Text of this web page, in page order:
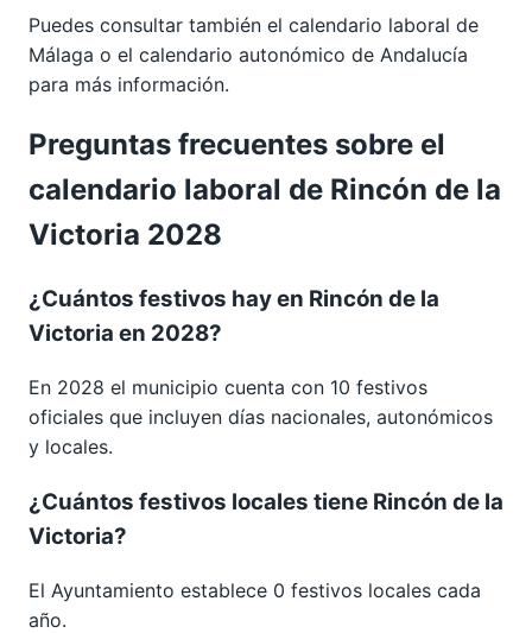
Puedes consultar también el calendario laboral de
Málaga o el calendario autonómico de Andalucía
para más información.
Preguntas frecuentes sobre el
calendario laboral de Rincón de la
Victoria 2028
¿Cuántos festivos hay en Rincón de la
Victoria en 2028?
En 2028 el municipio cuenta con 10 festivos
oficiales que incluyen días nacionales, autonómicos
y locales.
¿Cuántos festivos locales tiene Rincón de la
Victoria?
El Ayuntamiento establece 0 festivos locales cada
año.